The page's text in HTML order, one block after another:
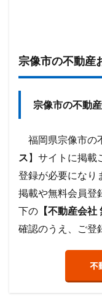
宗像市の不動産
宗像市の不動
福岡県宗像市の
ス 】サイトに掲載
登録が必要になり
掲載や無料会員登
下の 【不動産会
確認のうえ、ご登
不